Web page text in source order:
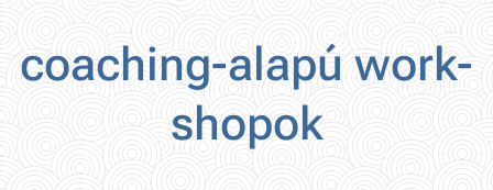
coaching-alapú work-
shopok